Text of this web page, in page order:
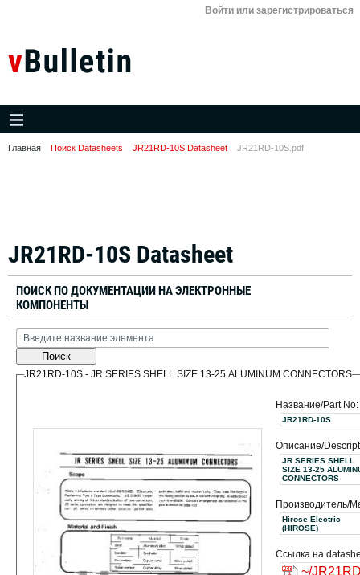
Войти или зарегистрироваться
Главная Поиск Datasheets JR21RD-10S Datasheet JR21RD-10S.pdf
JR21RD-10S Datasheet
ПОИСК ПО ДОКУМЕНТАЦИИ НА ЭЛЕКТРОННЫЕ
КОМПОНЕНТЫ
Поиск
JR21RD-10S - JR SERIES SHELL SIZE 13-25 ALUMINUM CONNECTORS
Название/Part No:
JR21RD-10S
Описание/
JR SERIES SHELL
SIZE 13-25
CONNECTORS
Производитель/
Hirose Electric
(HIROSE)
Ссылка на
~/